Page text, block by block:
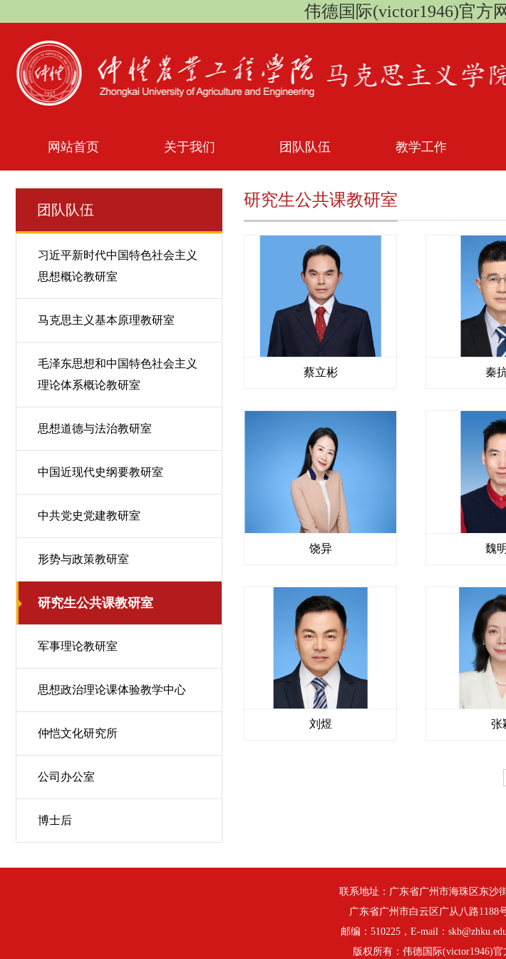
伟德国际(victor1946)官方
网站首页 关于我们 团队队伍 教学工作
团队队伍
习近平新时代中国特色社会主义
思想概论教研室
马克思主义基本原理教研室
毛泽东思想和中国特色社会主义
理论体系概论教研室
思想道德与法治教研室
中国近现代史纲要教研室
中共党史党建教研室
形势与政策教研室
研究生公共课教研室
军事理论教研室
思想政治理论课体验教学中心
仲恺文化研究所
公司办公室
博士后
研究生公共课教研室
蔡立彬 秦
饶异 魏
刘煜 张
联系地址：广东省广州市海珠区东沙
广东省广州市白云区广从八路1188
邮编：510225，E-mail：
版权所有：伟德国际(victor1946)官